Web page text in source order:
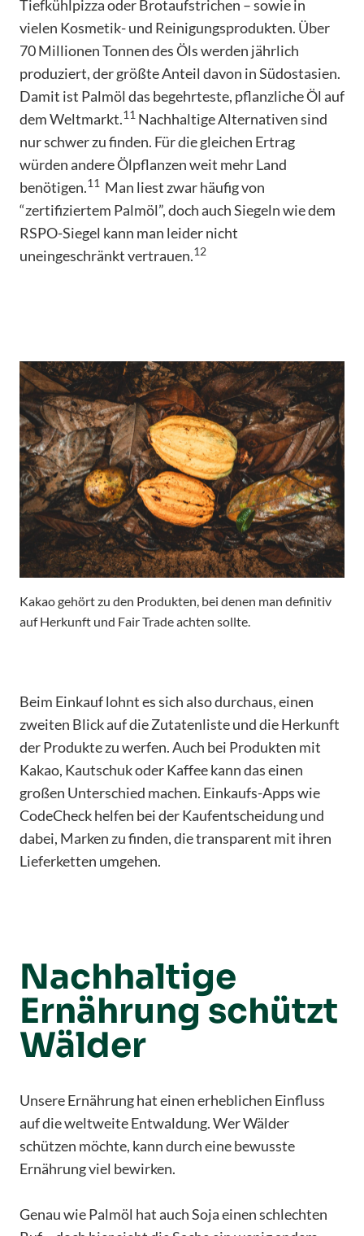
Tiefkühlpizza oder Brotaufstrichen – sowie in
vielen Kosmetik- und Reinigungsprodukten. Über
70 Millionen Tonnen des Öls werden jährlich
produziert, der größte Anteil davon in Südostasien.
Damit ist Palmöl das begehrteste, pflanzliche Öl auf
dem Weltmarkt.11 Nachhaltige Alternativen sind
nur schwer zu finden. Für die gleichen Ertrag
würden andere Ölpflanzen weit mehr Land
benötigen.11 Man liest zwar häufig von
“zertifiziertem Palmöl”, doch auch Siegeln wie dem
RSPO-Siegel kann man leider nicht
uneingeschränkt vertrauen.12
Kakao gehört zu den Produkten, bei denen man definitiv
auf Herkunft und Fair Trade achten sollte.
Beim Einkauf lohnt es sich also durchaus, einen
zweiten Blick auf die Zutatenliste und die Herkunft
der Produkte zu werfen. Auch bei Produkten mit
Kakao, Kautschuk oder Kaffee kann das einen
großen Unterschied machen. Einkaufs-Apps wie
CodeCheck helfen bei der Kaufentscheidung und
dabei, Marken zu finden, die transparent mit ihren
Lieferketten umgehen.
Nachhaltige
Ernährung schützt
Wälder
Unsere Ernährung hat einen erheblichen Einfluss
auf die weltweite Entwaldung. Wer Wälder
schützen möchte, kann durch eine bewusste
Ernährung viel bewirken.
Genau wie Palmöl hat auch Soja einen schlechten